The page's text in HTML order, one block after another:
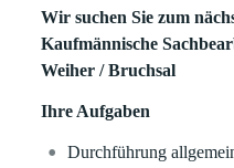
Wir suchen Sie zum
Kaufmännische
Weiher / Bruchsal
Ihre Aufgaben
Durchführung